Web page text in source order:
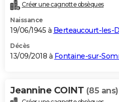
Créer une cagnotte obsèques
Naissance
19/06/1945 à Berteaucourt-les-
Décès
13/09/2018 à Fontaine-sur-
Jeannine COINT (85 ans)